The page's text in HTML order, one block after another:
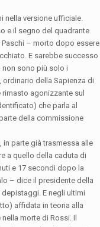
nella versione ufficiale.
e il segno del quadrante
Paschi – morto dopo essere
E sarebbe successo
non sono più solo i
della Sapienza di
rimasto agonizzante sul
che parla al
della commissione
parte già trasmessa alle
a quello della caduta di
e 17 secondi dopo la
– dice il presidente della
E negli ultimi
affidata in teoria alla
morte di Rossi. Il